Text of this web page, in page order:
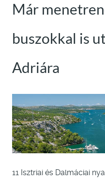
Már
buszokkal is
Adriára
11 Isztriai és Dalmáciai